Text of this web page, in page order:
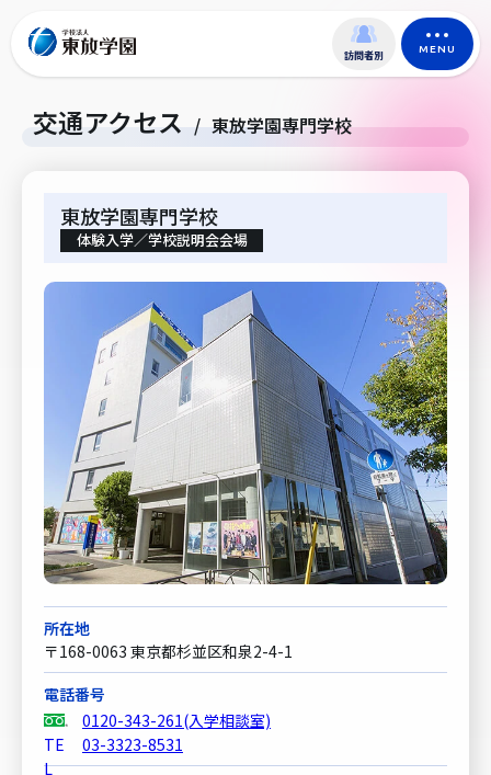
訪問者別 MENU
交通アクセス / 東放学園専門学校
東放学園専門学校
体験入学／学校説明会会場
所在地
〒168-0063 東京都杉並区和泉2-4-1
電話番号
0120-343-261(入学相談室)
03-3323-8531